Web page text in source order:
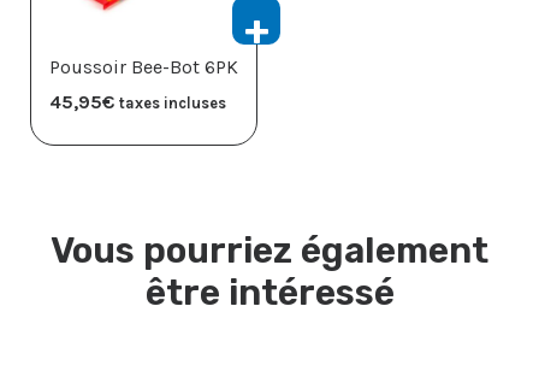
Poussoir Bee-Bot 6PK
45,95€ taxes incluses
Vous pourriez également
être intéressé